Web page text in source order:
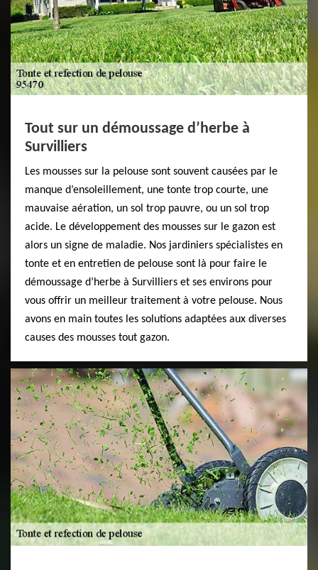
Tout sur un démoussage d’herbe à
Survilliers
Les mousses sur la pelouse sont souvent causées par le
manque d’ensoleillement, une tonte trop courte, une
mauvaise aération, un sol trop pauvre, ou un sol trop
acide. Le développement des mousses sur le gazon est
alors un signe de maladie. Nos jardiniers spécialistes en
tonte et en entretien de pelouse sont là pour faire le
démoussage d’herbe à Survilliers et ses environs pour
vous offrir un meilleur traitement à votre pelouse. Nous
avons en main toutes les solutions adaptées aux diverses
causes des mousses tout gazon.